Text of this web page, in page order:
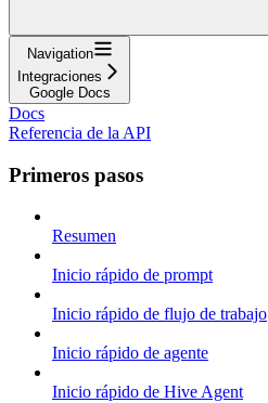
Navigation
Integraciones
Google Docs
Docs
Referencia de la API
Primeros pasos
Resumen
Inicio rápido de prompt
Inicio rápido de flujo de trabajo
Inicio rápido de agente
Inicio rápido de Hive Agent